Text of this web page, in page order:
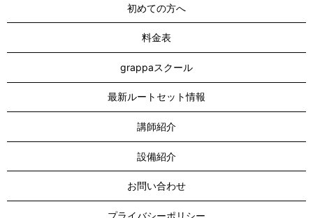
初めての方へ
料金表
grappaスクール
最新ルートセット情報
講師紹介
設備紹介
お問い合わせ
プライバシーポリシー